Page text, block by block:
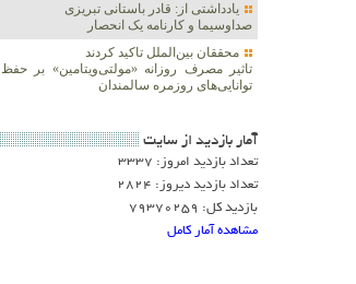
یادداشتی از: قادر باستانی تبریزی
صداوسیما و کارنامه یک انحصار
محققان بین‌الملل تاکید کردند
تاثیر مصرف روزانه «مولتی‌ویتامین» بر حفظ
توانایی‌های روزمره سالمندان
آمار بازديد از سايت
تعداد بازدید امروز: 3337
تعداد بازدید دیروز: 2824
بازدید کل: 79370259
مشاهده آمار کامل